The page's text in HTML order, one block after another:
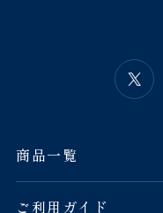
商品一覧
ご利用ガイド